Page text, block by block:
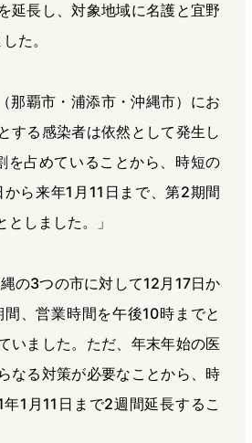
延長し、対象地域に名護と宜野
た。
那覇市・浦添市・沖縄市）にお
する感染者は依然として発生し
を占めていることから、時短の
ら来年1月11日まで、第2期間
しました。」
の3つの市に対して12月17日か
、営業時間を午後10時までと
いました。ただ、年末年始の医
なる対策が必要なことから、時
1月11日まで2週間延長するこ